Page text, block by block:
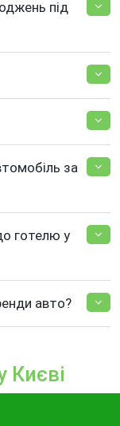
під
за
готелю у
авто?
Києві